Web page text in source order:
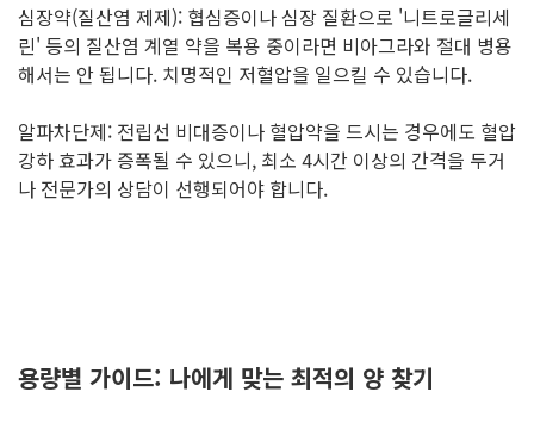
심장약(질산염 제제): 협심증이나 심장 질환으로 '니트로글리세
린' 등의 질산염 계열 약을 복용 중이라면 비아그라와 절대 병용
해서는 안 됩니다. 치명적인 저혈압을 일으킬 수 있습니다.
알파차단제: 전립선 비대증이나 혈압약을 드시는 경우에도 혈압
강하 효과가 증폭될 수 있으니, 최소 4시간 이상의 간격을 두거
나 전문가의 상담이 선행되어야 합니다.
용량별 가이드: 나에게 맞는 최적의 양 찾기